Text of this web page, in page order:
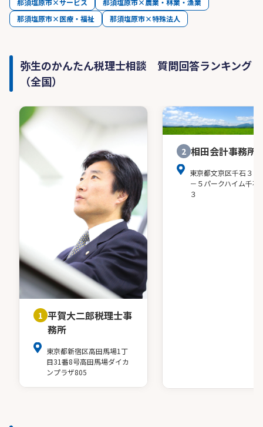
那須塩原市×サービス
那須塩原市×農業・林業・漁業
那須塩原市×医療・福祉
那須塩原市×特殊法人
弥生のかんたん税理士相談 質問回答ランキング
（全国）
1 平賀大二郎税理士事
務所
東京都新宿区高田馬場1丁
目31番8号高田馬場ダイカ
ンプラザ805
2 相田会計事務所
東京都文京区千石３－
－５パークハイム千石
３